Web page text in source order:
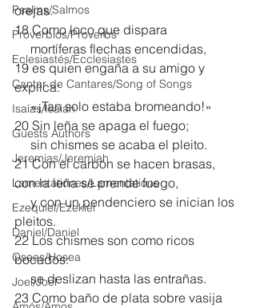
Psalms/Salmos
Proverbios/Proverbs
Eclesiastés/Ecclesiastes
Cantar de Cantares/Song of Songs
Isaías/Isaiah
Guests Authors
Jeremias/Jeremiah
Lamentationes/Lamentations
Ezequiel/Ezekiel
Daniel/Daniel
Oseas/Hosea
Joel/Joel
orejas.
18 Como loco que dispara
     mortíferas flechas encendidas,
19 es quien engaña a su amigo y
explica:
     «¡Tan solo estaba bromeando!»
20 Sin leña se apaga el fuego;
     sin chismes se acaba el pleito.
21 Con el carbón se hacen brasas,
con la leña se prende fuego,
     y con un pendenciero se inician los
pleitos.
22 Los chismes son como ricos
bocados:
     se deslizan hasta las entrañas.
23 Como baño de plata sobre vasija